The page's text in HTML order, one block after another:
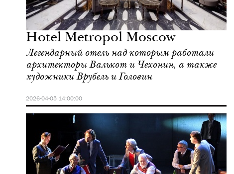
Hotel Metropol Moscow
Легендарный отель над которым работали
архитекторы Валькот и Чехонин, а также
художники Врубель и Головин
2026-04-05 14:00:00
Еда
Москва